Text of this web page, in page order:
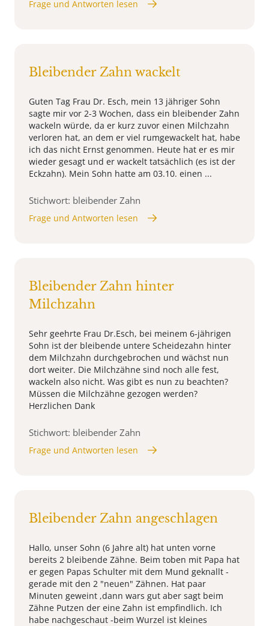
Frage und Antworten lesen
Bleibender Zahn wackelt
Guten Tag Frau Dr. Esch, mein 13 jähriger Sohn
sagte mir vor 2-3 Wochen, dass ein bleibender Zahn
wackeln würde, da er kurz zuvor einen Milchzahn
verloren hat, an dem er viel rumgewackelt hat, habe
ich das nicht Ernst genommen. Heute hat er es mir
wieder gesagt und er wackelt tatsächlich (es ist der
Eckzahn). Mein Sohn hatte am 03.10. einen ...
Stichwort: bleibender Zahn
Frage und Antworten lesen
Bleibender Zahn hinter
Milchzahn
Sehr geehrte Frau Dr.Esch, bei meinem 6-jährigen
Sohn ist der bleibende untere Scheidezahn hinter
dem Milchzahn durchgebrochen und wächst nun
dort weiter. Die Milchzähne sind noch alle fest,
wackeln also nicht. Was gibt es nun zu beachten?
Müssen die Milchzähne gezogen werden?
Herzlichen Dank
Stichwort: bleibender Zahn
Frage und Antworten lesen
Bleibender Zahn angeschlagen
Hallo, unser Sohn (6 Jahre alt) hat unten vorne
bereits 2 bleibende Zähne. Beim toben mit Papa hat
er gegen Papas Schulter mit dem Mund geknallt -
gerade mit den 2 "neuen" Zähnen. Hat paar
Minuten geweint ,dann wars gut aber sagt beim
Zähne Putzen der eine Zahn ist empfindlich. Ich
habe nachgeschaut -beim Wurzel ist kleines